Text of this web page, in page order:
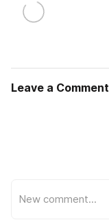
Leave a Comment